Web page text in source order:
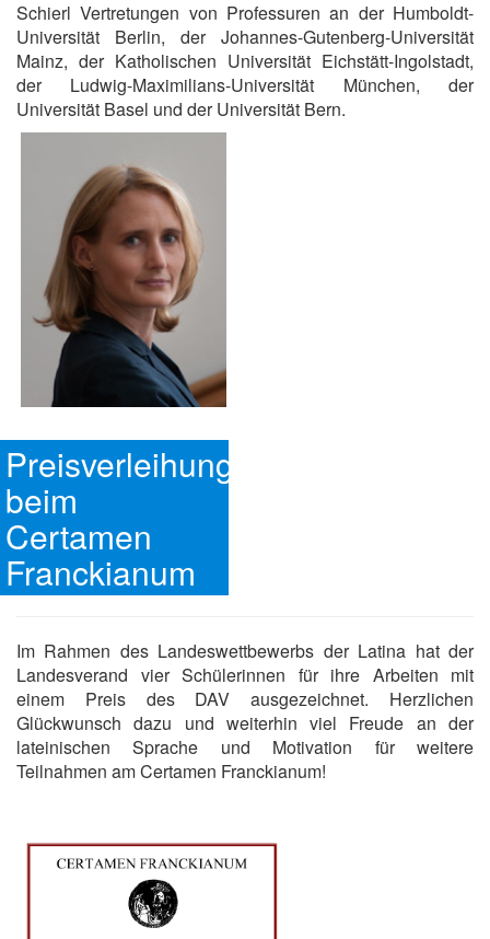
Schierl Vertretungen von Professuren an der Humboldt-
Universität Berlin, der Johannes-Gutenberg-Universität
Mainz, der Katholischen Universität Eichstätt-Ingolstadt,
der Ludwig-Maximilians-Universität München, der
Universität Basel und der Universität Bern.
Preisverleihung
beim
Certamen
Franckianum
Im Rahmen des Landeswettbewerbs der Latina hat der
Landesverand vier Schülerinnen für ihre Arbeiten mit
einem Preis des DAV ausgezeichnet. Herzlichen
Glückwunsch dazu und weiterhin viel Freude an der
lateinischen Sprache und Motivation für weitere
Teilnahmen am Certamen Franckianum!